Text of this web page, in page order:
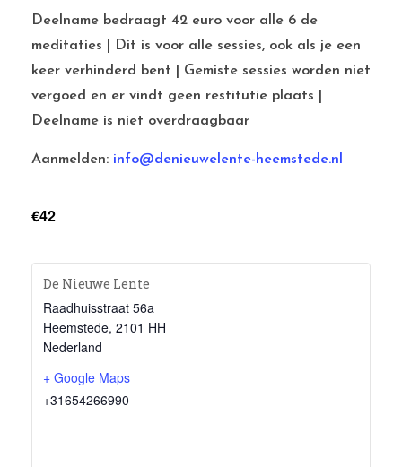
Deelname bedraagt 42 euro voor alle 6 de
meditaties | Dit is voor alle sessies, ook als je een
keer verhinderd bent | Gemiste sessies worden niet
vergoed en er vindt geen restitutie plaats |
Deelname is niet overdraagbaar
Aanmelden: info@denieuwelente-heemstede.nl
€42
De Nieuwe Lente
Raadhuisstraat 56a
Heemstede, 2101 HH
Nederland
+ Google Maps
+31654266990